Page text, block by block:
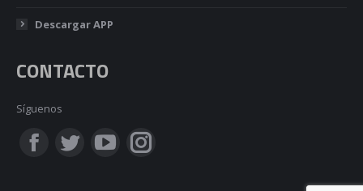
Descargar APP
CONTACTO
Síguenos
Encuéntranos en:
FacebookTwitterYouTubeInstagram